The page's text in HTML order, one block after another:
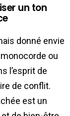
un ton
donné envie
ou
l’esprit de
de conflit.
est un